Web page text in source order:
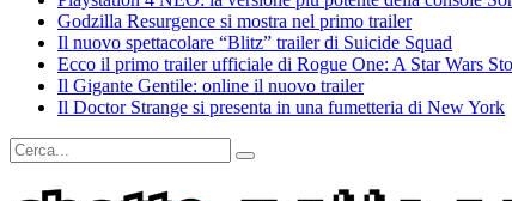
Godzilla Resurgence si mostra nel primo trailer
Il nuovo spettacolare “Blitz” trailer di Suicide Squad
Ecco il primo trailer ufficiale di Rogue One: A Star Wars
Il Gigante Gentile: online il nuovo trailer
Il Doctor Strange si presenta in una fumetteria di New York